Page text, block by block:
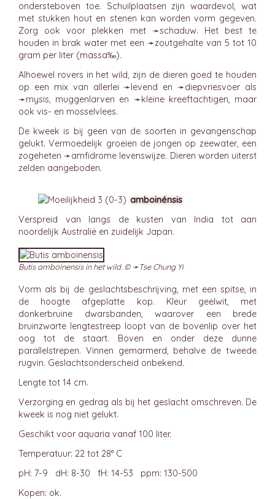
ondersteboven toe. Schuilplaatsen zijn waardevol, wat
met stukken hout en stenen kan worden vorm gegeven.
Zorg ook voor plekken met ➛schaduw. Het best te
houden in brak water met een ➛zoutgehalte van 5 tot 10
gram per liter (massa‰).
Alhoewel rovers in het wild, zijn de dieren goed te houden
op een mix van allerlei ➛levend en ➛diepvriesvoerals
➛mysis, muggenlarven en ➛kleine kreeftachtigen, maar
ook vis- en mosselvlees.
De kweek is bij geen van de soorten in gevangenschap
gelukt. Vermoedelijk groeien de jongen op zeewater, een
zogeheten ➛amfidrome levenswijze. Dieren worden uiterst
zelden aangeboden.
amboinénsis
Verspreid van langs de kusten van India tot aan
noordelijk Australië en zuidelijk Japan.
Butis amboinensis in het wild. © ➛Tse Chung Yi
Vorm als bij de geslachtsbeschrijving, met een spitse, in
de hoogte afgeplatte kop. Kleur geelwit, met
donkerbruine dwarsbanden, waarover een brede
bruinzwarte lengtestreep loopt van de bovenlip over het
oog tot de staart. Boven en onder deze dunne
parallelstrepen. Vinnen gemarmerd, behalve de tweede
rugvin. Geslachtsonderscheid onbekend.
Lengte tot 14 cm.
Verzorging en gedrag als bij het geslacht omschreven. De
kweek is nog niet gelukt.
Geschikt voor aquaria vanaf 100 liter.
Temperatuur: 22 tot 28° C
pH: 7-9 dH: 8-30 fH: 14-53 ppm: 130-500
Kopen: ok.